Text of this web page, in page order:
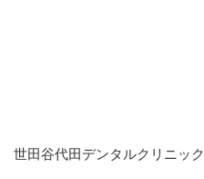
世田谷代田デンタルクリニック